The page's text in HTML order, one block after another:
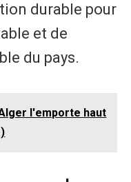
durable pour
et de
du pays.
l'emporte haut